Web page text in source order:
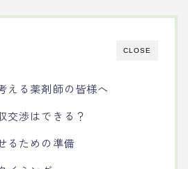
CLOSE
える薬剤師の皆様へ
交渉はできる？
るための準備